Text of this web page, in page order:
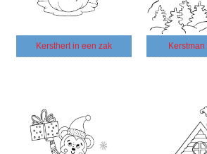
Kersthert in een zak